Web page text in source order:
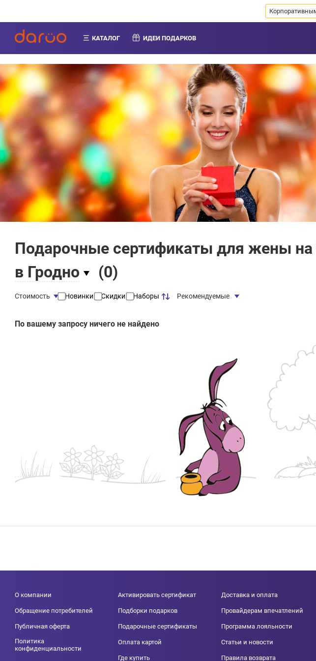
КАТАЛОГ ИДЕИ ПОДАРКОВ
Подарочные сертификаты для жены на
в Гродно
(0)
Стоимость Новинки Скидки Наборы Рекомендуемые
По вашему запросу ничего не найдено
О компании
Обращение потребителей
Публичная оферта
Политика
конфиденциальности
Активировать сертификат
Подборки подарков
Подарочные сертификаты
Оплата картой
Где купить
Доставка и оплата
Провайдерам впечатлений
Программа лояльности
Статьи и новости
Правила возврата